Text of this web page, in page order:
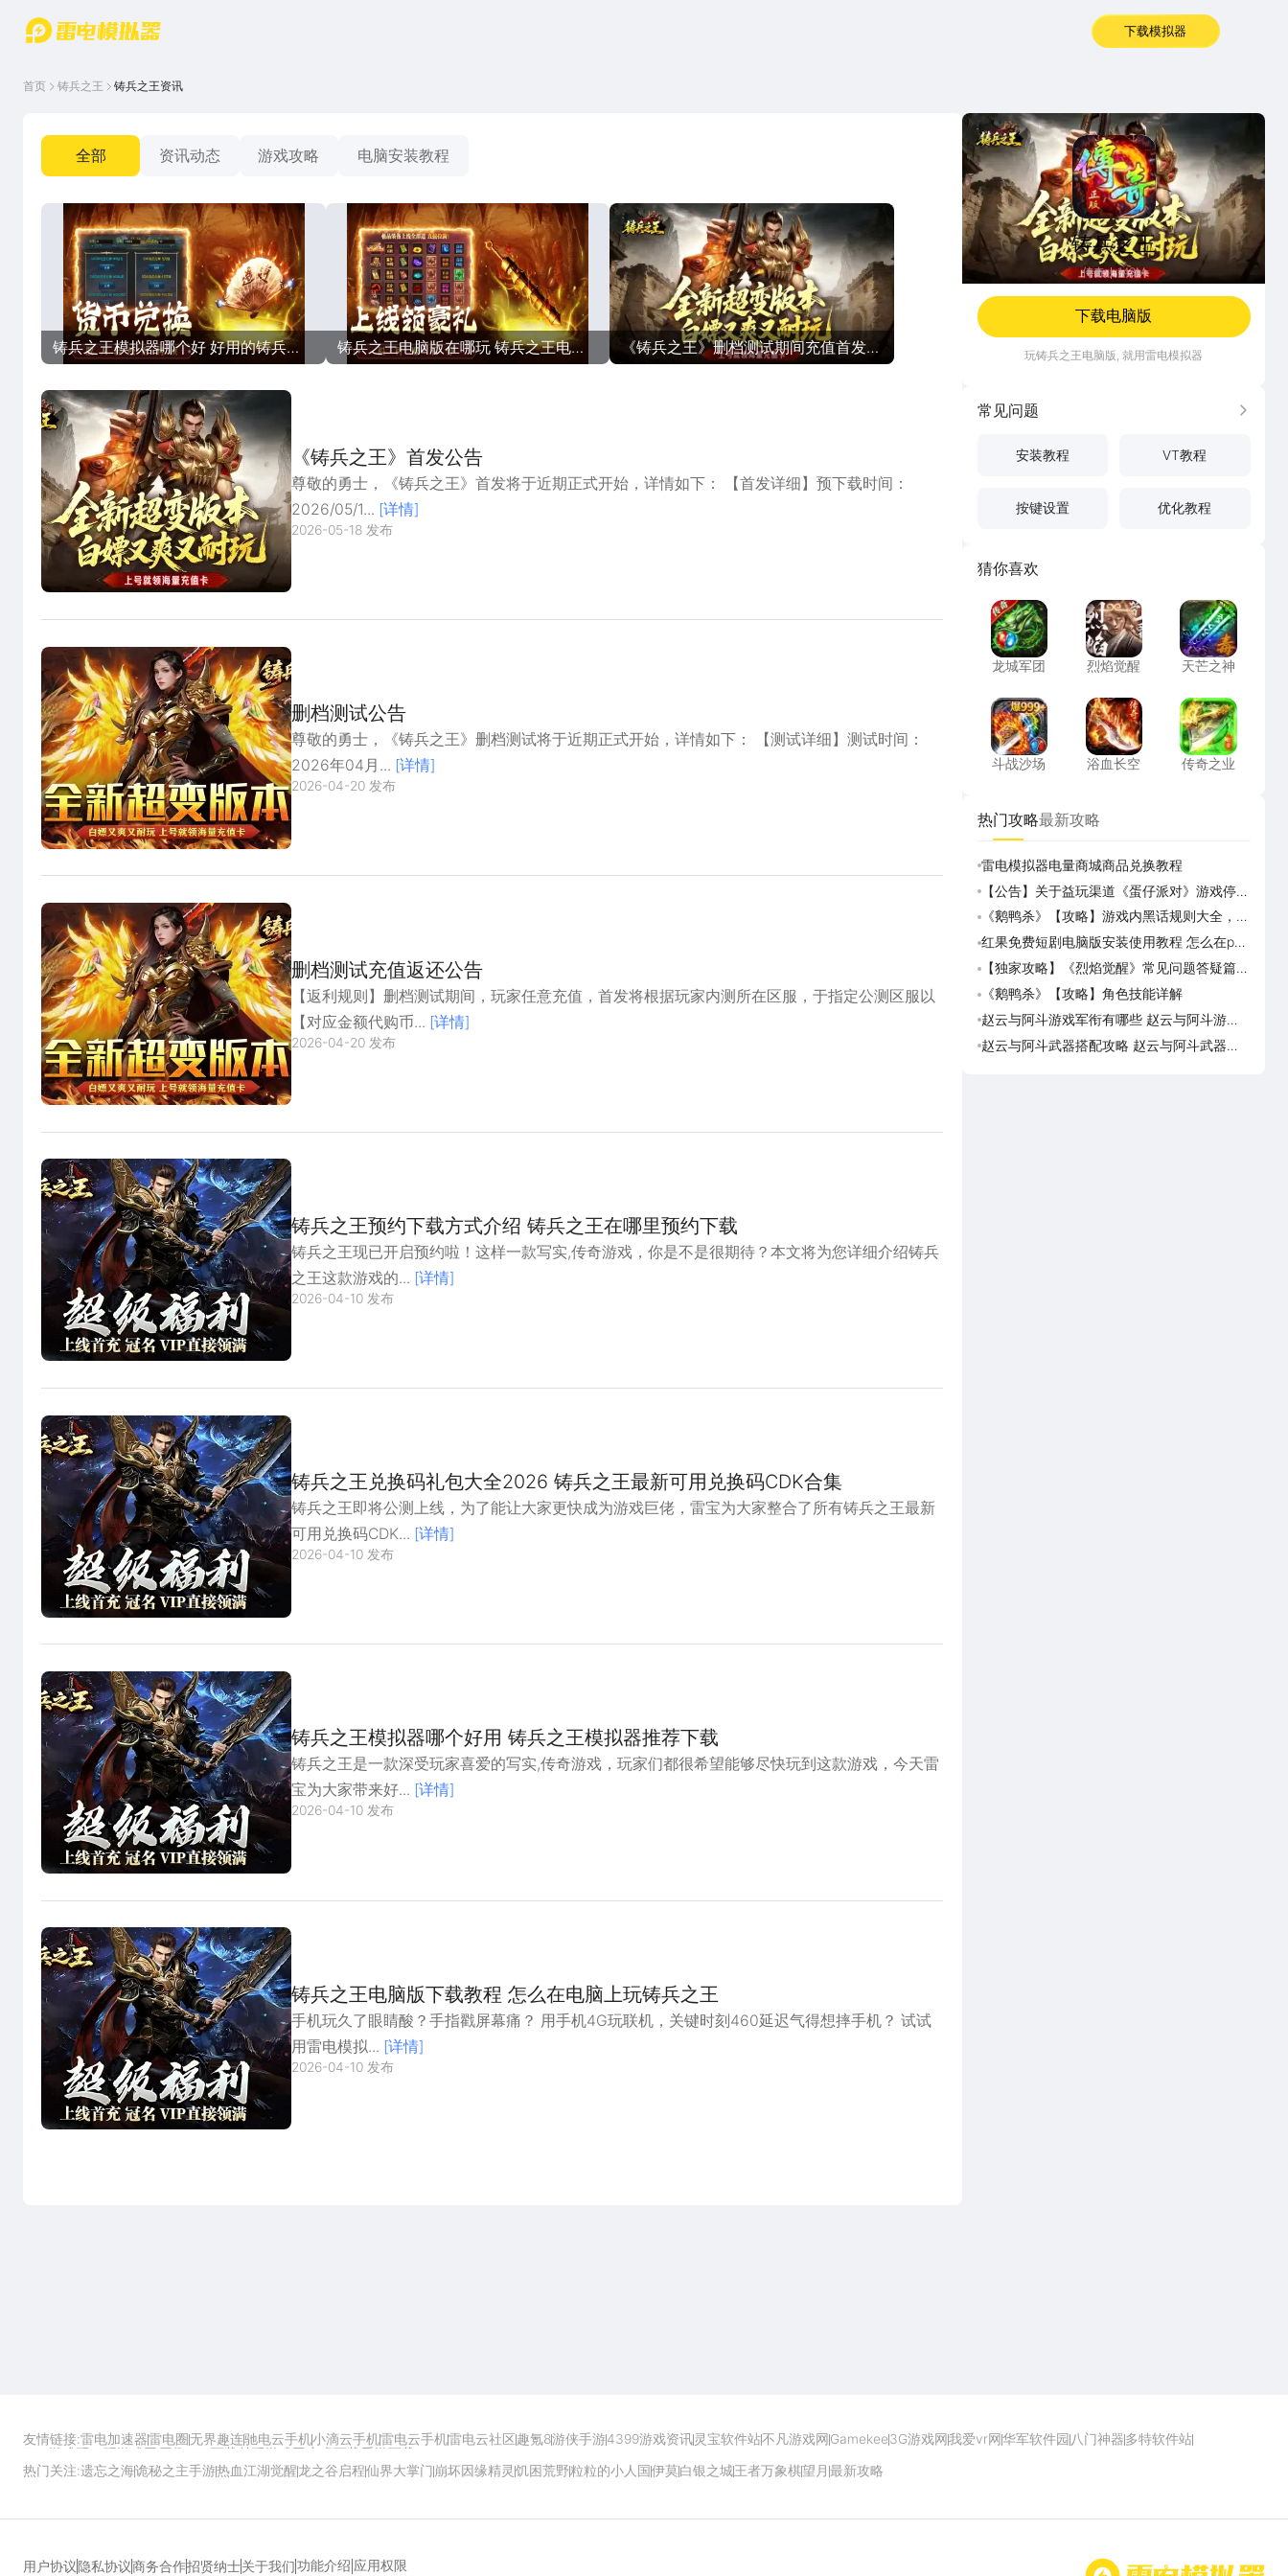
首页
坛
下载模拟器
首页 铸兵之王 铸兵之王资讯
全部 资讯动态 游戏攻略 电脑安装教程
铸兵之王模拟器哪个好 好用的铸兵之
王模拟器分享
铸兵之王电脑版在哪玩 铸兵之王电脑
版下载平台分享
《铸兵之王》删档测试期间充值首发返
利公告
《铸兵之王》首发公告
尊敬的勇士，《铸兵之王》首发将于近期正式开始，详情如下： 【首发详细】预下载时间：
2026/05/1... [详情]
2026-05-18 发布
删档测试公告
尊敬的勇士，《铸兵之王》删档测试将于近期正式开始，详情如下： 【测试详细】测试时间：
2026年04月... [详情]
2026-04-20 发布
删档测试充值返还公告
【返利规则】删档测试期间，玩家任意充值，首发将根据玩家内测所在区服，于指定公测区服以
【对应金额代购币... [详情]
2026-04-20 发布
铸兵之王预约下载方式介绍 铸兵之王在哪里预约下载
铸兵之王现已开启预约啦！这样一款写实,传奇游戏，你是不是很期待？本文将为您详细介绍铸兵
之王这款游戏的... [详情]
2026-04-10 发布
铸兵之王兑换码礼包大全2026 铸兵之王最新可用兑换码CDK合集
铸兵之王即将公测上线，为了能让大家更快成为游戏巨佬，雷宝为大家整合了所有铸兵之王最新
可用兑换码CDK... [详情]
2026-04-10 发布
铸兵之王模拟器哪个好用 铸兵之王模拟器推荐下载
铸兵之王是一款深受玩家喜爱的写实,传奇游戏，玩家们都很希望能够尽快玩到这款游戏，今天雷
宝为大家带来好... [详情]
2026-04-10 发布
铸兵之王电脑版下载教程 怎么在电脑上玩铸兵之王
手机玩久了眼睛酸？手指戳屏幕痛？ 用手机4G玩联机，关键时刻460延迟气得想摔手机？ 试试
用雷电模拟... [详情]
2026-04-10 发布
铸兵之王
铸兵之王
传奇 143M
下载电脑版
玩铸兵之王电脑版, 就用雷电模拟器
常见问题 更多
安装教程 VT教程
按键设置 优化教程
猜你喜欢
龙城军团
龙城军团
烈焰觉醒
烈焰觉醒
天芒之神
天芒之神
斗战沙场
斗战沙场
浴血长空
浴血长空
传奇之业
传奇之业
热门攻略最新攻略
雷电模拟器电量商城商品兑换教程
【公告】关于益玩渠道《蛋仔派对》游戏停运
转移通知
《鹅鸭杀》【攻略】游戏内黑话规则大全，萌
新速看
红果免费短剧电脑版安装使用教程 怎么在pc
端看红果免费短剧
【独家攻略】《烈焰觉醒》常见问题答疑篇第
一期
《鹅鸭杀》【攻略】角色技能详解
赵云与阿斗游戏军衔有哪些 赵云与阿斗游戏
军衔对比
赵云与阿斗武器搭配攻略 赵云与阿斗武器怎
友情链接:雷电加速器雷电圈无界趣连驰电云手机小滴云手机雷电云手机雷电云社区趣氪8游侠手游4399游戏资讯灵宝软件站不凡游戏网Gamekee3G游戏网我爱vr网华军软件园八门神器多特软件站
ZOL游戏 玩一玩游戏网 历趣APP下载 特玩游戏网 安卓下载 手游下载
热门关注:遗忘之海诡秘之主手游热血江湖觉醒龙之谷启程仙界大掌门崩坏因缘精灵 饥困荒野粒粒的小人国伊莫白银之城王者万象棋望月 最新攻略
用户协议 隐私协议商务合作招贤纳士关于我们功能介绍 应用权限 首页